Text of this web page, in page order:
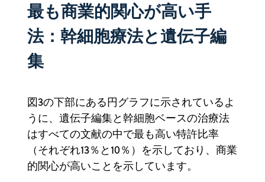
最も商業的関心が高い手
法：幹細胞療法と遺伝子編
集
図3の下部にある円グラフに示されているよ
うに、遺伝子編集と幹細胞ベースの治療法
はすべての文献の中で最も高い特許比率
（それぞれ13％と10％）を示しており、商業
的関心が高いことを示しています。